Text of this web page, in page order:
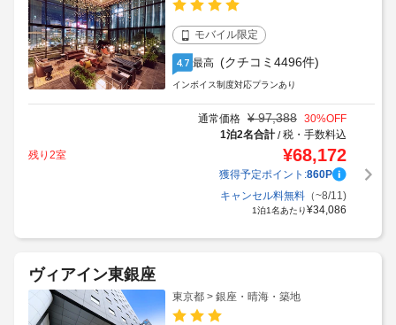
モバイル限定
4.7 最高 (クチコミ4496件)
インボイス制度対応プランあり
通常価格 ¥ 97,388 30%OFF
1泊2名合計/税・手数料込
残り2室
¥68,172
獲得予定ポイント:860P
キャンセル料無料（~8/11)
1泊1名あたり¥34,086
ヴィアイン東銀座
東京都 > 銀座・晴海・築地